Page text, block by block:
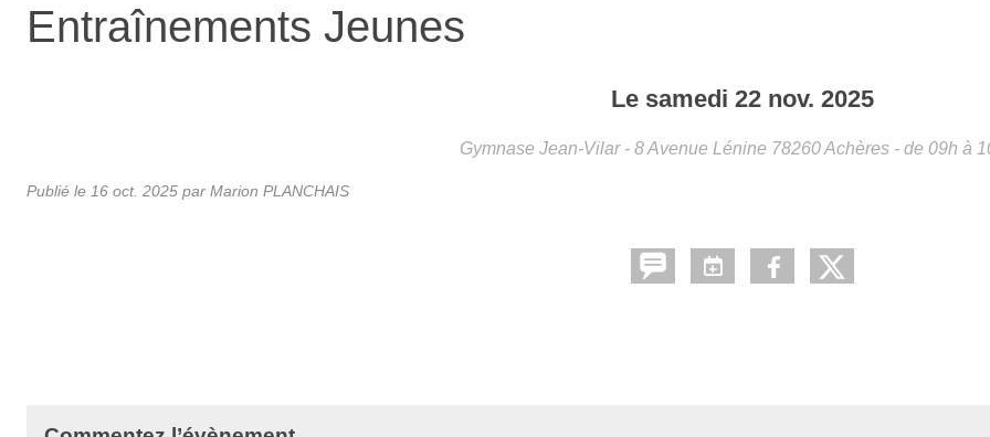
Entraînements Jeunes
Le samedi 22 nov. 2025
Gymnase Jean-Vilar - 8 Avenue Lénine 78260 Achères - de 09h à
Publié le 16 oct. 2025 par Marion PLANCHAIS